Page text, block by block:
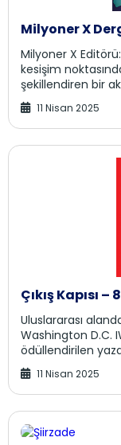
Milyoner X
Milyoner X
kesişim
şekillendiren bir
yalnızca bilgiye
11 Nisan 2025
Çıkış Kapısı –
Uluslararası
Washington D.C.
ödüllendirilen
ile okuyucularını
11 Nisan 2025